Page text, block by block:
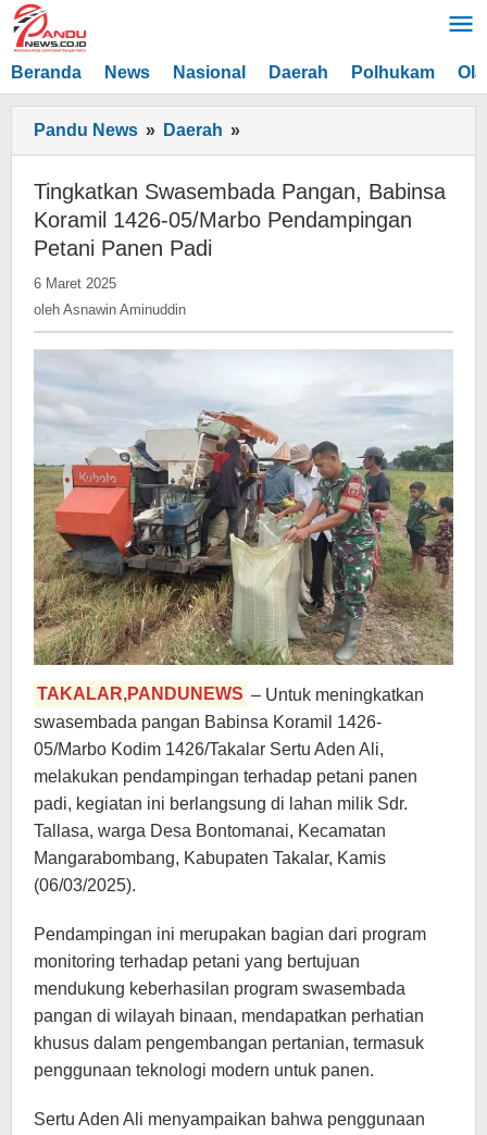
Lewati
ke
konten
Beranda News Nasional Daerah Polhukam
Pandu News » Daerah »
Swasembada
Pangan,
Koramil
Petani
Tingkatkan Swasembada Pangan, Babinsa
Koramil 1426-05/Marbo Pendampingan
Petani Panen Padi
6 Maret 2025
Asnawin
oleh Asnawin Aminuddin
TAKALAR,PANDUNEWS – Untuk meningkatkan
swasembada pangan Babinsa Koramil 1426-
05/Marbo Kodim 1426/Takalar Sertu Aden Ali,
melakukan pendampingan terhadap petani panen
padi, kegiatan ini berlangsung di lahan milik Sdr.
Tallasa, warga Desa Bontomanai, Kecamatan
Mangarabombang, Kabupaten Takalar, Kamis
(06/03/2025).
Pendampingan ini merupakan bagian dari program
monitoring terhadap petani yang bertujuan
mendukung keberhasilan program swasembada
pangan di wilayah binaan, mendapatkan perhatian
khusus dalam pengembangan pertanian, termasuk
penggunaan teknologi modern untuk panen.
Sertu Aden Ali menyampaikan bahwa penggunaan